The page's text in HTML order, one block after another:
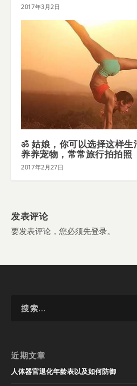
2017年3月2日
ॐ 姑娘，你可以选择这样生
养养宠物，常常旅行拍拍照
2017年2月27日
发表评论
要发表评论，您必须先登录。
近期文章
人体器官退化年龄表以及如何防御